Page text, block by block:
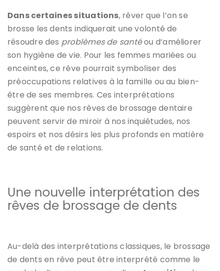
Dans certaines situations, rêver que l’on se
brosse les dents indiquerait une volonté de
résoudre des problèmes de santéou d’améliorer
son hygiène de vie. Pour les femmes mariées ou
enceintes, ce rêve pourrait symboliser des
préoccupations relatives à la famille ou au bien-
être de ses membres. Ces interprétations
suggèrent que nos rêves de brossage dentaire
peuvent servir de miroir à nos inquiétudes, nos
espoirs et nos désirs les plus profonds en matière
de santé et de relations.
Une nouvelle interprétation des
rêves de brossage de dents
Au-delà des interprétations classiques, le brossage
de dents en rêve peut être interprété comme le